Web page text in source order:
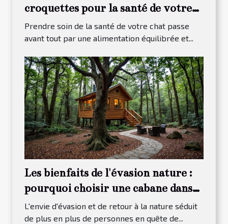
croquettes pour la santé de votre
chat ?
Prendre soin de la santé de votre chat passe
avant tout par une alimentation équilibrée et...
Les bienfaits de l'évasion nature :
pourquoi choisir une cabane dans
les arbres ?
L'envie d'évasion et de retour à la nature séduit
de plus en plus de personnes en quête de...